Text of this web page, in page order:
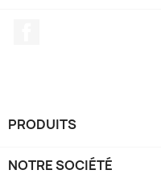
PRODUITS
NOTRE SOCIÉTÉ